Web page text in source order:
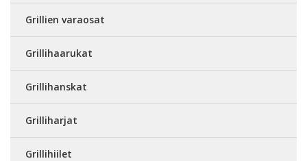
Grillien varaosat
Grillihaarukat
Grillihanskat
Grilliharjat
Grillihiilet